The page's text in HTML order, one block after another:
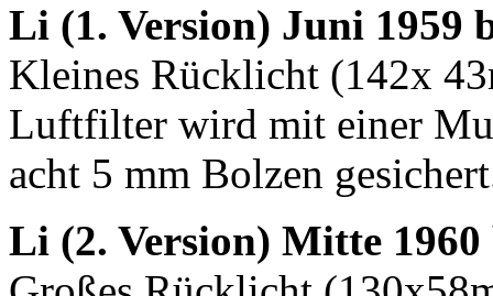
Li (1. Version) Juni 1959
Kleines Rücklicht (142x
Luftfilter wird mit einer
acht 5 mm Bolzen
Li (2. Version) Mitte